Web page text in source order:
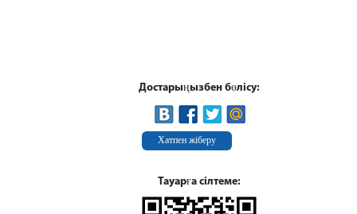
Достарыңызбен бөлісу:
Хатпен жіберу
Тауарға сілтеме: